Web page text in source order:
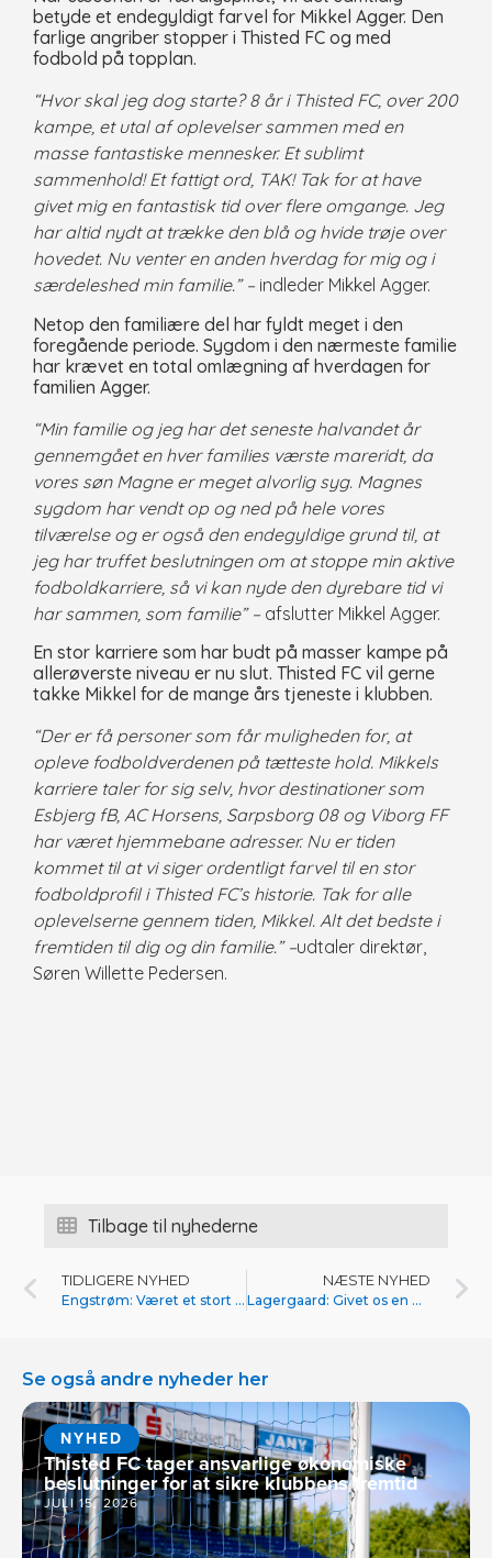
betyde et endegyldigt farvel for Mikkel Agger. Den
farlige angriber stopper i Thisted FC og med
fodbold på topplan.
“Hvor skal jeg dog starte? 8 år i Thisted FC, over 200
kampe, et utal af oplevelser sammen med en
masse fantastiske mennesker. Et sublimt
sammenhold! Et fattigt ord, TAK! Tak for at have
givet mig en fantastisk tid over flere omgange. Jeg
har altid nydt at trække den blå og hvide trøje over
hovedet. Nu venter en anden hverdag for mig og i
særdeleshed min familie.” – indleder Mikkel Agger.
Netop den familiære del har fyldt meget i den
foregående periode. Sygdom i den nærmeste familie
har krævet en total omlægning af hverdagen for
familien Agger.
“Min familie og jeg har det seneste halvandet år
gennemgået en hver families værste mareridt, da
vores søn Magne er meget alvorlig syg. Magnes
sygdom har vendt op og ned på hele vores
tilværelse og er også den endegyldige grund til, at
jeg har truffet beslutningen om at stoppe min aktive
fodboldkarriere, så vi kan nyde den dyrebare tid vi
har sammen, som familie” – afslutter Mikkel Agger.
En stor karriere som har budt på masser kampe på
allerøverste niveau er nu slut. Thisted FC vil gerne
takke Mikkel for de mange års tjeneste i klubben.
“Der er få personer som får muligheden for, at
opleve fodboldverdenen på tætteste hold. Mikkels
karriere taler for sig selv, hvor destinationer som
Esbjerg fB, AC Horsens, Sarpsborg 08 og Viborg FF
har været hjemmebane adresser. Nu er tiden
kommet til at vi siger ordentligt farvel til en stor
fodboldprofil i Thisted FC’s historie. Tak for alle
oplevelserne gennem tiden, Mikkel. Alt det bedste i
fremtiden til dig og din familie.” –udtaler direktør,
Søren Willette Pedersen.
Tilbage til nyhederne
TIDLIGERE NYHED
Engstrøm: Været et stort spring
NÆSTE NYHED
Lagergaard: Givet os en god chance for at overleve
Se også andre nyheder her
NYHED
Thisted FC tager ansvarlige økonomiske
beslutninger for at sikre klubbens fremtid
JULI 15, 2026